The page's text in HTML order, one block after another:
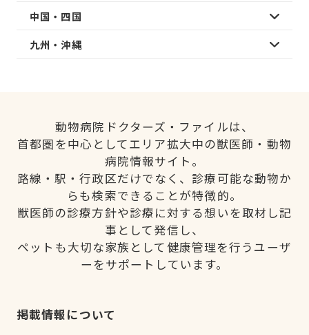
中国・四国
九州・沖縄
動物病院ドクターズ・ファイルは、
首都圏を中心としてエリア拡大中の獣医師・動物
病院情報サイト。
路線・駅・行政区だけでなく、診療可能な動物か
らも検索できることが特徴的。
獣医師の診療方針や診療に対する想いを取材し記
事として発信し、
ペットも大切な家族として健康管理を行うユーザ
ーをサポートしています。
掲載情報について